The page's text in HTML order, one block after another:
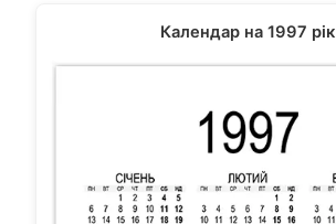
Календар на 1997 рік